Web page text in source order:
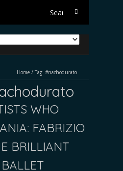
Search
Home / Tag: #nachodurato
WHO
FABRIZIO
BRILLIANT